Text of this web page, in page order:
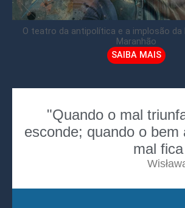
O teatro da antipolítica e a implosão da
Maranhão
SAIBA MAIS
"Quando o mal
esconde; quando o bem
mal